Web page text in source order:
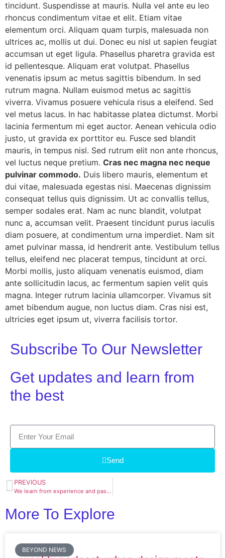
tincidunt. Suspendisse at mauris. Nulla vel ante eu leo
rhoncus condimentum vitae et elit. Etiam vitae
elementum orci. Aliquam quam turpis, malesuada non
ultrices ac, mollis ut dui. Donec eu nisl ut sapien feugiat
accumsan ut eget ligula. Phasellus pharetra gravida est
id pellentesque. Aliquam erat volutpat. Phasellus
venenatis ipsum ac metus sagittis bibendum. In sed
rutrum magna. Nullam euismod metus ac sagittis
viverra. Vivamus posuere vehicula risus a eleifend. Sed
vel metus lacus. In hac habitasse platea dictumst. Morbi
lacinia fermentum mi eget auctor. Aenean vehicula odio
justo, ut gravida ex porttitor eu. Fusce sed blandit
mauris, in tempus nisl. Sed rutrum elit non ante rhoncus,
vel luctus neque pretium. Cras nec magna nec neque
pulvinar commodo. Duis libero mauris, elementum et
dui vitae, malesuada egestas nisi. Maecenas dignissim
consequat tellus quis dignissim. Ut ac convallis tellus,
semper sodales erat. Nam ac nunc blandit, volutpat
nunc a, accumsan velit. Praesent tincidunt purus iaculis
diam posuere, at condimentum urna imperdiet. Nam sit
amet pulvinar massa, id hendrerit ante. Vestibulum tellus
tellus, eleifend nec placerat tempus, tincidunt at orci.
Morbi mollis, justo aliquam venenatis euismod, diam
ante sollicitudin lacus, ac fermentum sapien velit quis
magna. Integer rutrum lacinia ullamcorper. Vivamus sit
amet bibendum augue, non luctus diam. Cras nisi est,
ultricies eget ipsum ut, viverra facilisis tortor.
Subscribe To Our Newsletter
Get updates and learn from
the best
Send
PREVIOUS
We learn from experience and past mistakes
More To Explore
BEYOND NEWS